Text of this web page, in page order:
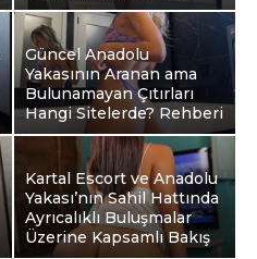
Güncel Anadolu
Yakasının Aranan ama
Bulunamayan Çıtırları
Hangi Sitelerde? Rehberi
Kartal Escort ve Anadolu
Yakası’nın Sahil Hattında
Ayrıcalıklı Buluşmalar
Üzerine Kapsamlı Bakış